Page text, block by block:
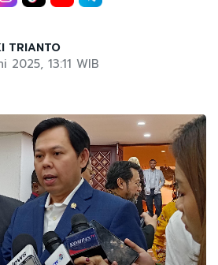
TRIANTO
2025, 13:11 WIB